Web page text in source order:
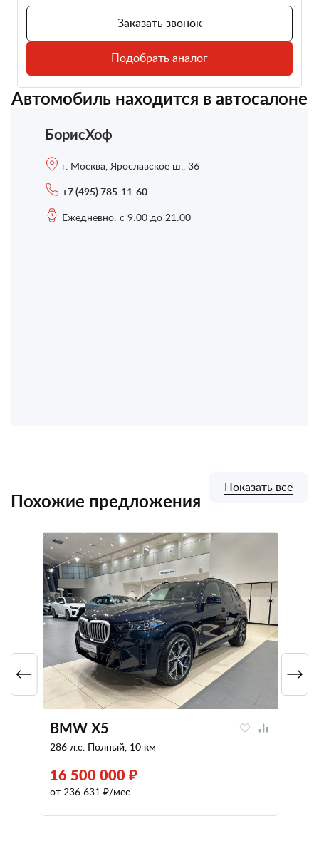
Заказать звонок
Подобрать аналог
Автомобиль находится в автосалоне
БорисХоф
г. Москва, Ярославское ш., 36
+7 (495) 785-11-60
Ежедневно: с 9:00 до 21:00
Похожие предложения
BMW X5
286 л.с. Полный, 10 км
16 500 000 ₽
от 236 631 ₽/мес
Показать все